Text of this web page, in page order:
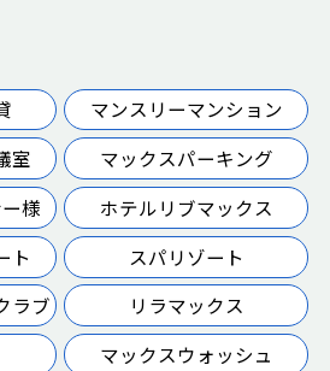
マンスリーマンション
室
マックスパーキング
様
ホテルリブマックス
ト
スパリゾート
ラブ
リラマックス
マックスウォッシュ